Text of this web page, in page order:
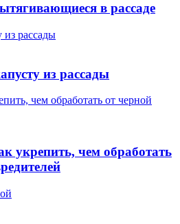
в рассаде
рассады
из рассады
чем обработать от черной
укрепить, чем обработать